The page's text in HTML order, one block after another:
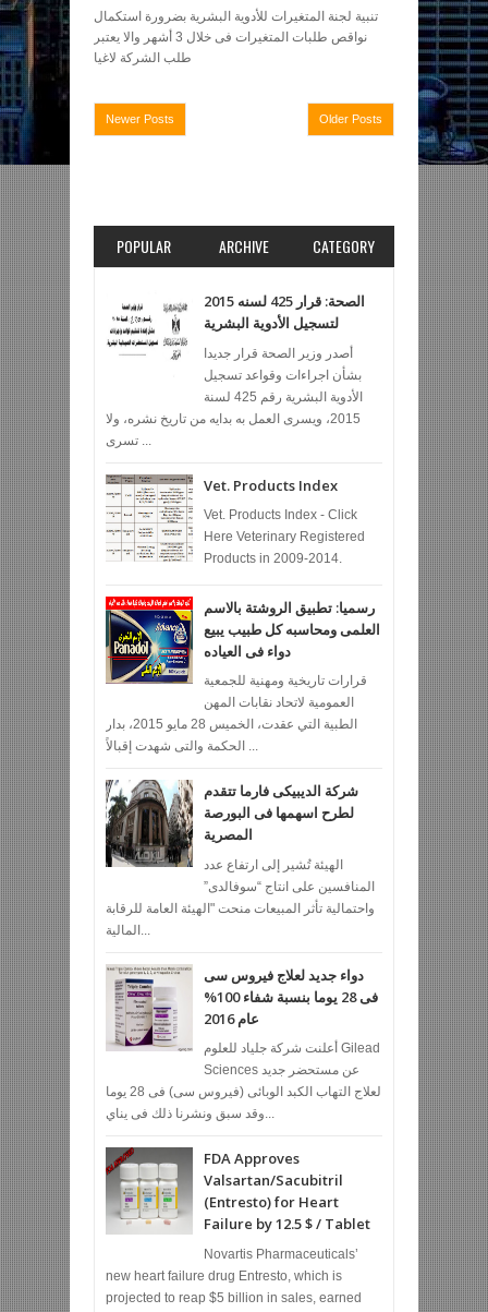
تنبية لجنة المتغيرات للأدوية البشرية بضرورة استكمال
نواقص طلبات المتغيرات فى خلال 3 أشهر والا يعتبر
طلب الشركة لاغيا
Newer Posts Older Posts
POPULAR ARCHIVE CATEGORY
الصحة: قرار 425 لسنه 2015
لتسجيل الأدوية البشرية
أصدر وزير الصحة قرار جديدا
بشأن اجراءات وقواعد تسجيل
الأدوية البشرية رقم 425 لسنة
2015، ويسرى العمل به بدايه من تاريخ نشره، ولا
Vet. Products Index
Vet. Products Index - Click
Here Veterinary Registered
Products in 2009-2014.
رسميا: تطبيق الروشتة بالاسم
العلمى ومحاسبه كل طبيب يبيع
دواء فى العياده
قرارات تاريخية ومهنية للجمعية
العمومية لاتحاد نقابات المهن
الطبية التي عقدت، الخميس 28 مايو 2015، بدار
الحكمة والتى شهدت إقبالاً ...
شركة الديبيكى فارما تتقدم
لطرح اسهمها فى البورصة
المصرية
الهيئة تُشير إلى ارتفاع عدد
المنافسين على انتاج “سوفالدى”
واحتمالية تأثر المبيعات منحت "الهيئة العامة للرقابة
دواء جديد لعلاج فيروس سى
فى 28 يوما بنسبة شفاء 100%
عام 2016
أعلنت شركة جلياد للعلوم Gilead
Sciences عن مستحضر جديد
لعلاج التهاب الكبد الوبائى (فيروس سى) فى 28 يوما
وقد سبق ونشرنا ذلك فى يناي...
FDA Approves
Valsartan/Sacubitril
(Entresto) for Heart
Failure by 12.5 $ / Tablet
Novartis Pharmaceuticals’
new heart failure drug Entresto, which is
projected to reap $5 billion in sales, earned